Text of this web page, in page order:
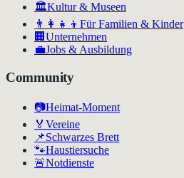
🏛Kultur & Museen
👨‍👩‍👧‍👦 Für Familien & Kinder
🏢 Unternehmen
💼Jobs & Ausbildung
Community
📷Heimat-Moment
🏅 Vereine
📌Schwarzes Brett
🐾Haustiersuche
🚨Notdienste